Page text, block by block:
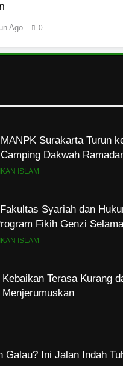
Ago 0
Surga, Tapi Takut Mati
di Lingkungan Kampus
Surakarta Turun
Dakwah
ISLAM
Syariah dan
Fikih Genzi
ISLAM
Terasa Kurang
Galau? Ini Jalan Indah